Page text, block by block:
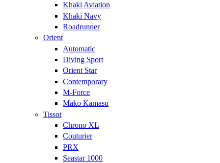
Khaki Aviation
Khaki Navy
Roadrunner
Orient
Automatic
Diving Sport
Orient Star
Contemporary
M-Force
Mako Kamasu
Tissot
Chrono XL
Couturier
PRX
Seastar 1000